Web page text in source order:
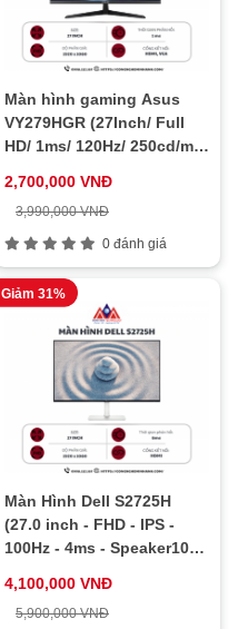
Màn hình gaming Asus
VY279HGR (27Inch/ Full
HD/ 1ms/ 120Hz/ 250cd/m2/
2,700,000 VNĐ
3,990,000 VNĐ
0 đánh giá
Giảm 31%
Màn Hình Dell S2725H
(27.0 inch - FHD - IPS -
100Hz - 4ms - Speaker10W
4,100,000 VNĐ
5,900,000 VNĐ